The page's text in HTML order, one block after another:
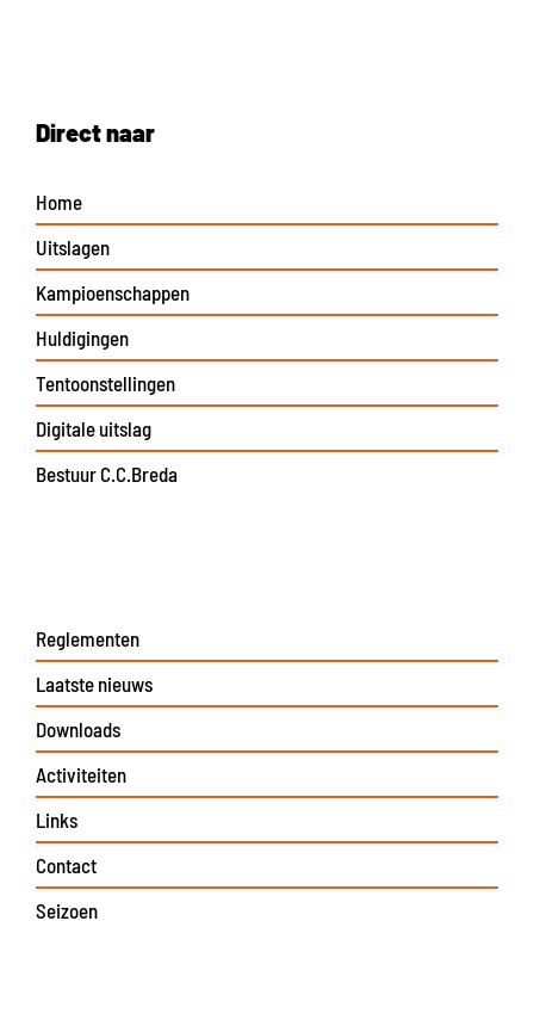
Direct naar
Home
Uitslagen
Kampioenschappen
Huldigingen
Tentoonstellingen
Digitale uitslag
Bestuur C.C.Breda
Reglementen
Laatste nieuws
Downloads
Activiteiten
Links
Contact
Seizoen